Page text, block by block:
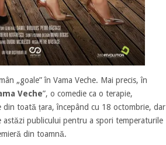
„goale” în Vama Veche. Mai precis, în
Veche”, o comedie ca o terapie,
toată țara, începând cu 18 octombrie, dar
publicului pentru a spori temperaturile
din toamnă.